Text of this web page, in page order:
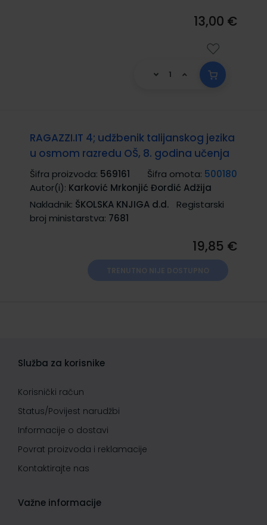
13,00 €
RAGAZZI.IT 4; udžbenik talijanskog jezika
u osmom razredu OŠ, 8. godina učenja
Šifra proizvoda: 569161 Šifra omota: 500180
Autor(i): Karković Mrkonjić Đordić Adžija
Nakladnik: ŠKOLSKA KNJIGA d.d.
Registarski
broj ministarstva: 7681
19,85 €
Služba za korisnike
Korisnički račun
Status/Povijest narudžbi
Informacije o dostavi
Povrat proizvoda i reklamacije
Kontaktirajte nas
Važne informacije